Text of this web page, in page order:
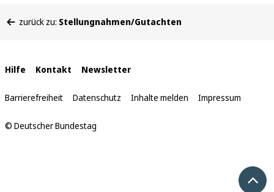
befinden
zurück zu: Stellungnahmen/Gutachten
Interne
Links
Hilfe Kontakt Newsletter
Barrierefreiheit Datenschutz Inhalte melden Impressum
© Deutscher Bundestag